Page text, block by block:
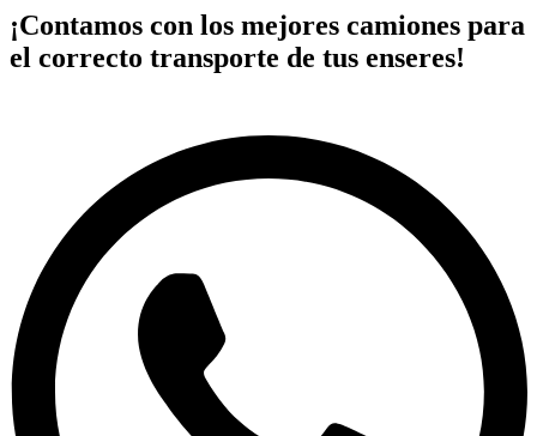
¡Contamos con los mejores camiones para
el correcto transporte de tus enseres!